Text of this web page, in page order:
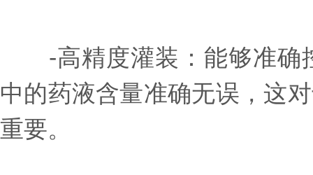
-高精度灌装：能够准确
中的药液含量准确无误，这
重要。